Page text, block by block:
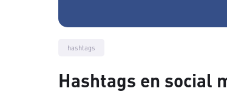
hashtags
Hashtags en social